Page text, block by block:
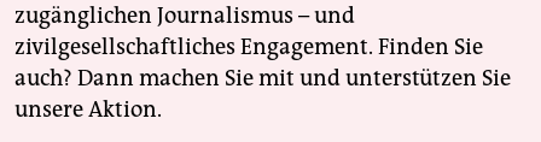
zugänglichen Journalismus – und
zivilgesellschaftliches Engagement. Finden Sie
auch? Dann machen Sie mit und unterstützen Sie
unsere Aktion.